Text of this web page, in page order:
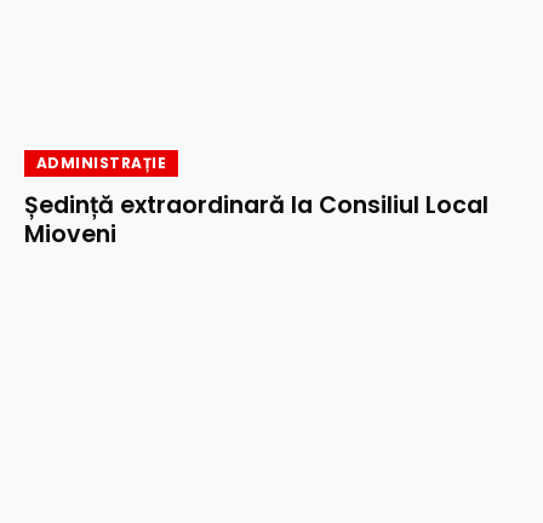
ADMINISTRAȚIE
Ședință extraordinară la Consiliul Local
Mioveni